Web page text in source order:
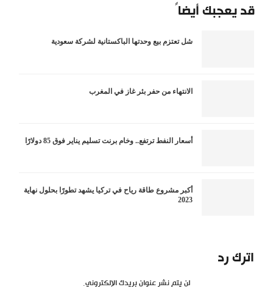
قد يعجبك أيضاً
شل تعتزم بيع وحدتها الباكستانية لشركة سعودية
الانتهاء من حفر بئر غاز في المغرب
أسعار النفط ترتفع.. وخام برنت تسليم يناير فوق 85 دولارًا
أكبر مشروع طاقة رياح في تركيا يشهد تطورًا بحلول نهاية
2023
اترك رد
لن يتم نشر عنوان بريدك الإلكتروني.